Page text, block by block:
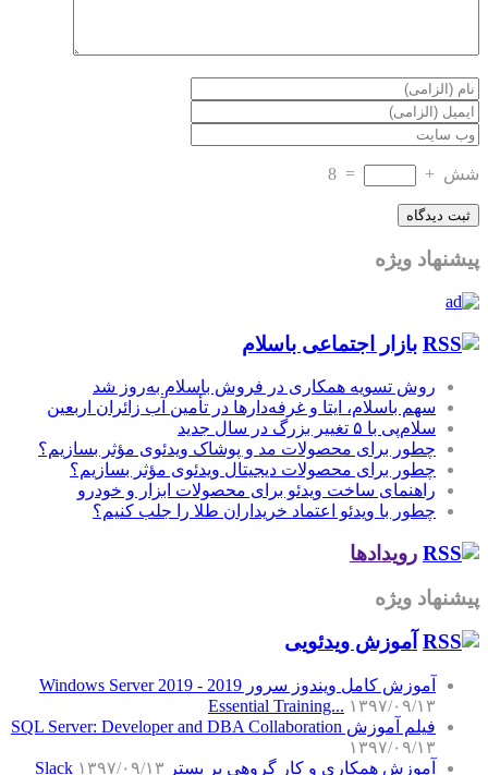
شش +
=
8
پیشنهاد ویژه
بازار اجتماعی باسلام
روش تسویه همکاری در فروش باسلام به‌روز شد
سهم باسلام، ایتا و غرفه‌دارها در تأمین آب زائران اربعین
سلام‌پی با ۵ تغییر بزرگ در سال جدید
چطور برای محصولات مد و پوشاک ویدئوی مؤثر بسازیم؟
چطور برای محصولات دیجیتال ویدئوی مؤثر بسازیم؟
راهنمای ساخت ویدئو برای محصولات ابزار و خودرو
چطور با ویدئو اعتماد خریداران طلا را جلب کنیم؟
رویدادها
پیشنهاد ویژه
آموزش‌ ویدئویی
آموزش کامل ویندوز سرور 2019 - Windows Server 2019
Essential Training... ۱۳۹۷/۰۹/۱۳
فیلم آموزش SQL Server: Developer and DBA Collaboration
۱۳۹۷/۰۹/۱۳
آموزش همکاری و کار گروهی بر بستر Slack ۱۳۹۷/۰۹/۱۳